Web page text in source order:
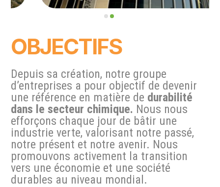
OBJECTIFS
Depuis sa création, notre groupe
d’entreprises a pour objectif de devenir
une référence en matière de durabilité
dans le secteur chimique. Nous nous
efforçons chaque jour de bâtir une
industrie verte, valorisant notre passé,
notre présent et notre avenir. Nous
promouvons activement la transition
vers une économie et une société
durables au niveau mondial.